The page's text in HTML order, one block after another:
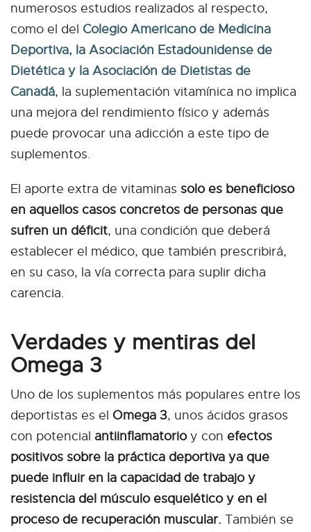
numerosos estudios realizados al respecto,
como el del Colegio Americano de Medicina
Deportiva, la Asociación Estadounidense de
Dietética y la Asociación de Dietistas de
Canadá, la suplementación vitamínica no implica
una mejora del rendimiento físico y además
puede provocar una adicción a este tipo de
suplementos.
El aporte extra de vitaminas solo es beneficioso
en aquellos casos concretos de personas que
sufren un déficit, una condición que deberá
establecer el médico, que también prescribirá,
en su caso, la vía correcta para suplir dicha
carencia.
Verdades y mentiras del
Omega 3
Uno de los suplementos más populares entre los
deportistas es el Omega 3, unos ácidos grasos
con potencial antiinflamatorioy con efectos
positivos sobre la práctica deportiva ya que
puede influir en la capacidad de trabajo y
resistencia del músculo esquelético y en el
proceso de recuperación muscular. También se